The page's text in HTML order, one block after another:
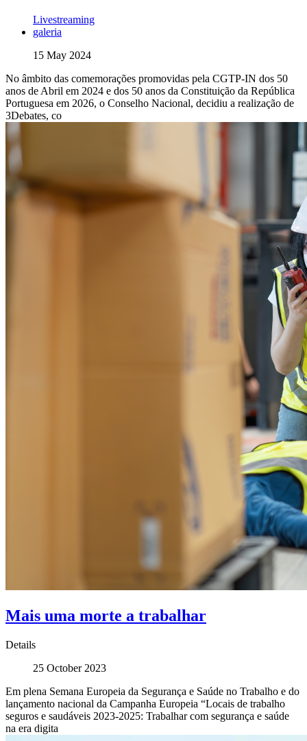
Livestreaming
galeria
15 May 2024
No âmbito das comemorações promovidas pela CGTP-IN dos 50
anos de Abril em 2024 e dos 50 anos da Constituição da República
Portuguesa em 2026, o Conselho Nacional, decidiu a realização de
3Debates, co
Mais uma morte a trabalhar
Details
25 October 2023
Em plena Semana Europeia da Segurança e Saúde no Trabalho e do
lançamento nacional da Campanha Europeia “Locais de trabalho
seguros e saudáveis 2023-2025: Trabalhar com segurança e saúde
na era digita